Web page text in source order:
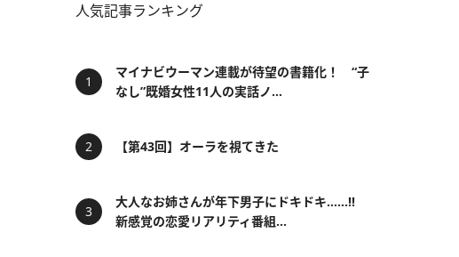
人気記事ランキング
マイナビウーマン連載が待望の書籍化！ “子
なし”既婚女性11人の実話ノ...
【第43回】オーラを視てきた
大人なお姉さんが年下男子にドキドキ……!!
新感覚の恋愛リアリティ番組...